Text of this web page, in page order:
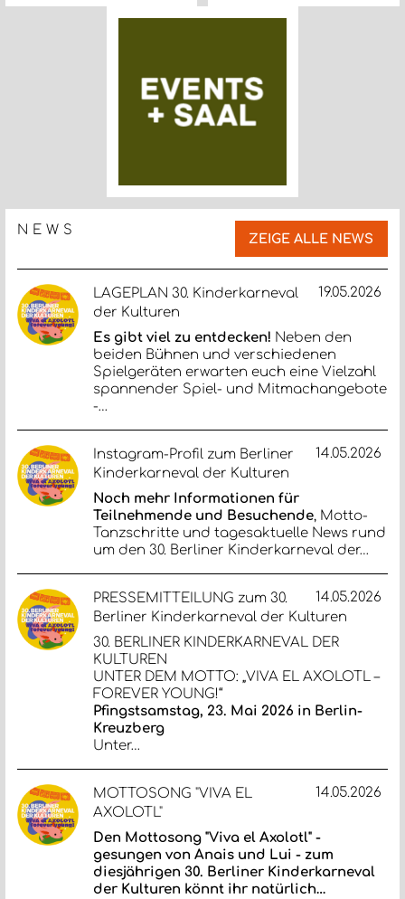
NEWS
ZEIGE ALLE NEWS
19.05.2026
LAGEPLAN 30. Kinderkarneval
der Kulturen
Es gibt viel zu entdecken! Neben den
beiden Bühnen und verschiedenen
Spielgeräten erwarten euch eine Vielzahl
spannender Spiel- und Mitmachangebote
-…
14.05.2026
Instagram-Profil zum Berliner
Kinderkarneval der Kulturen
Noch mehr Informationen für
Teilnehmende und Besuchende, Motto-
Tanzschritte und tagesaktuelle News rund
um den 30. Berliner Kinderkarneval der…
14.05.2026
PRESSEMITTEILUNG zum 30.
Berliner Kinderkarneval der Kulturen
30. BERLINER KINDERKARNEVAL DER
KULTUREN
UNTER DEM MOTTO: „VIVA EL AXOLOTL –
FOREVER YOUNG!“
Pfingstsamstag, 23. Mai 2026 in Berlin-
Kreuzberg
Unter…
14.05.2026
MOTTOSONG "VIVA EL
AXOLOTL"
Den Mottosong "Viva el Axolotl" -
gesungen von Anais und Lui - zum
diesjährigen 30. Berliner Kinderkarneval
der Kulturen könnt ihr natürlich…